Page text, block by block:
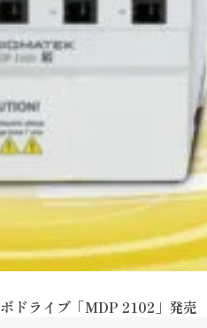
ドライブ「MDP 2102」発売